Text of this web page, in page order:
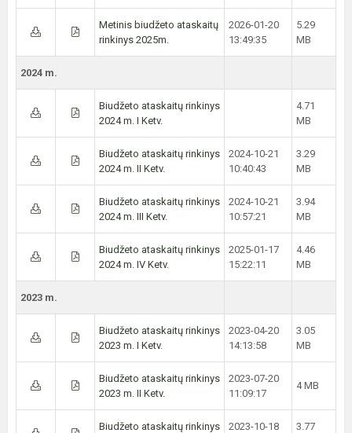
Metinis biudžeto ataskaitų
rinkinys 2025m.
2026-01-20
13:49:35
5.29
MB
2024 m.
Biudžeto ataskaitų rinkinys
2024 m. I Ketv.
4.71
MB
Biudžeto ataskaitų rinkinys
2024 m. II Ketv.
2024-10-21
10:40:43
3.29
MB
Biudžeto ataskaitų rinkinys
2024 m. III Ketv.
2024-10-21
10:57:21
3.94
MB
Biudžeto ataskaitų rinkinys
2024 m. IV Ketv.
2025-01-17
15:22:11
4.46
MB
2023 m.
Biudžeto ataskaitų rinkinys
2023 m. I Ketv.
2023-04-20
14:13:58
3.05
MB
Biudžeto ataskaitų rinkinys
2023 m. II Ketv.
2023-07-20
11:09:17
4 MB
Biudžeto ataskaitų rinkinys
2023-10-18
3.77